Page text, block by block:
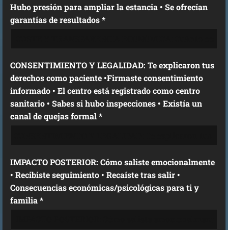
Hubo presión para ampliar la estancia • Se ofrecían
garantías de resultados *
CONSENTIMIENTO Y LEGALIDAD: Te explicaron tus
derechos como paciente •Firmaste consentimiento
informado • El centro está registrado como centro
sanitario • Sabes si hubo inspecciones • Existía un
canal de quejas formal *
IMPACTO POSTERIOR: Cómo saliste emocionalmente
• Recibiste seguimiento • Recaíste tras salir •
Consecuencias económicas/psicológicas para ti y
familia *